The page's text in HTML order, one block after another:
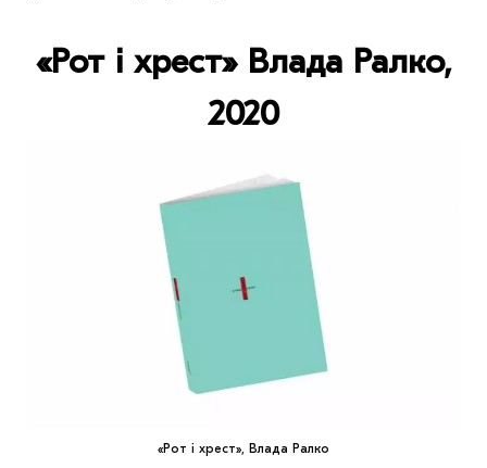
«Рот і хрест» Влада Ралко,
2020
«Рот і хрест», Влада Ралко